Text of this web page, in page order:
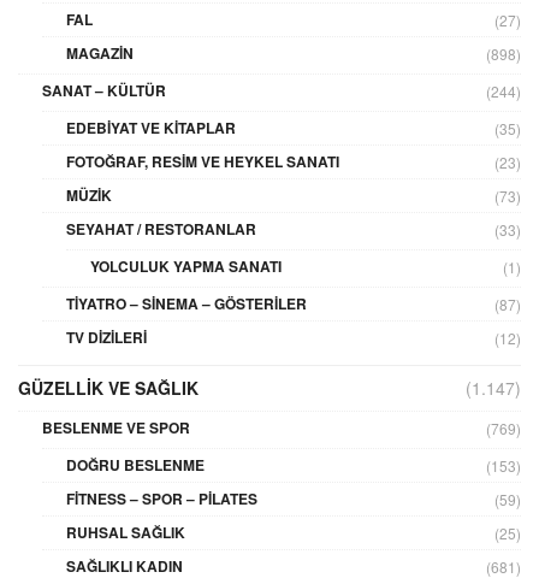
FAL (27)
MAGAZIN (898)
SANAT – KÜLTÜR (244)
EDEBIYAT VE KITAPLAR (35)
FOTOĞRAF, RESIM VE HEYKEL SANATI (23)
MÜZIK (73)
SEYAHAT / RESTORANLAR (33)
YOLCULUK YAPMA SANATI (1)
TIYATRO – SINEMA – GÖSTERILER (87)
TV DIZILERI (12)
GÜZELLIK VE SAĞLIK (1.147)
BESLENME VE SPOR (769)
DOĞRU BESLENME (153)
FITNESS – SPOR – PILATES (59)
RUHSAL SAĞLIK (25)
SAĞLIKLI KADIN (681)